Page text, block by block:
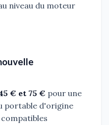
niveau du moteur
€ et 75 € pour une
portable d'origine